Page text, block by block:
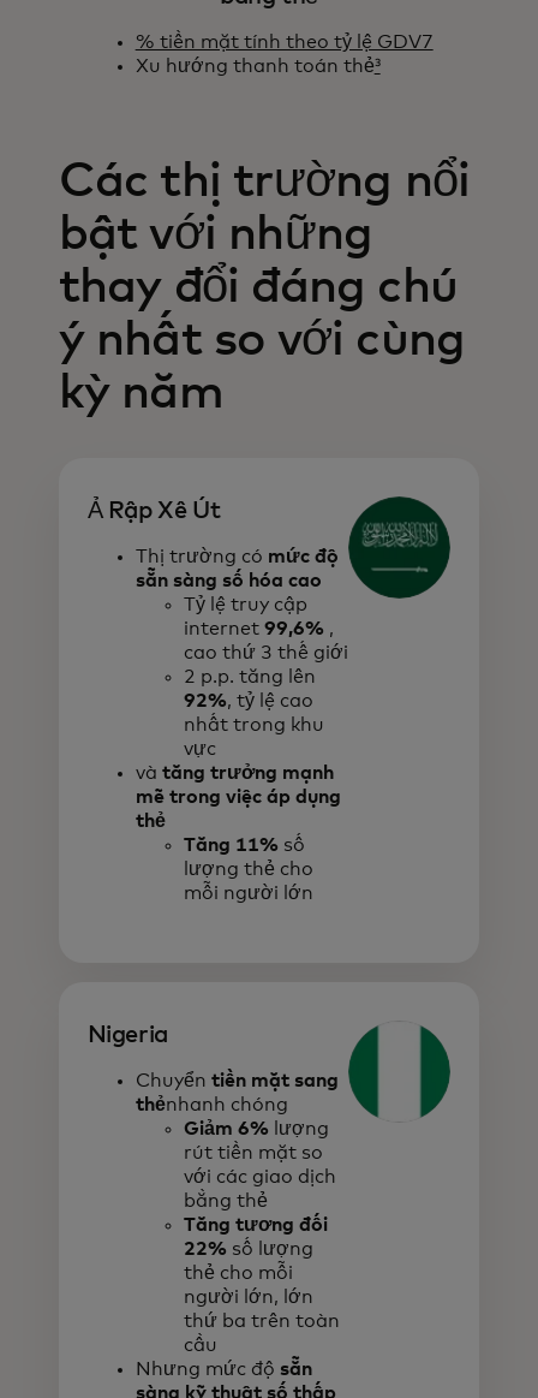
% tiền mặt tính theo tỷ lệ GDV7
Xu hướng thanh toán thẻ³
Các thị trường nổi
bật với những
thay đổi đáng chú
ý nhất so với cùng
kỳ năm
Ả Rập Xê Út
Thị trường có mức độ
sẵn sàng số hóa cao
Tỷ lệ truy cập
internet 99,6% ,
cao thứ 3 thế giới
2 p.p. tăng lên
92%, tỷ lệ cao
nhất trong khu
vực
và tăng trưởng mạnh
mẽ trong việc áp dụng
thẻ
Tăng 11% số
lượng thẻ cho
mỗi người lớn
Nigeria
Chuyển tiền mặt sang
thẻnhanh chóng
Giảm 6% lượng
rút tiền mặt so
với các giao dịch
bằng thẻ
Tăng tương đối
22% số lượng
thẻ cho mỗi
người lớn, lớn
thứ ba trên toàn
cầu
Nhưng mức độ sẵn
sàng kỹ thuật số thấp